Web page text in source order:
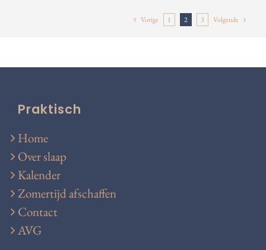
Vorige 1 2 3 Volgende
Praktisch
Home
Over slaap
Kalender
Zomertijd afschaffen
Contact
AVG